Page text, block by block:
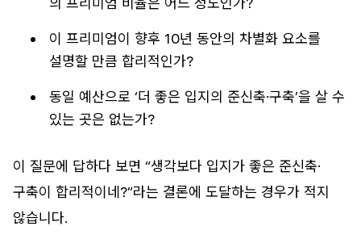
이 프리미엄이 향후 10년 동안의 차별화 요소를
설명할 만큼 합리적인가?
동일 예산으로 ‘더 좋은 입지의 준신축·구축’을 살 수
있는 곳은 없는가?
이 질문에 답하다 보면 “생각보다 입지가 좋은 준신축·
구축이 합리적이네?”라는 결론에 도달하는 경우가 적지
않습니다.